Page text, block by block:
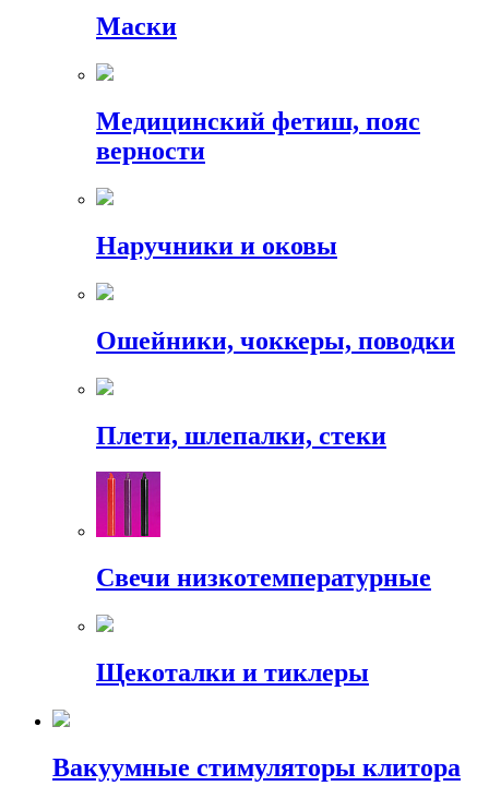
Маски
Медицинский фетиш, пояс
верности
Наручники и оковы
Ошейники, чоккеры, поводки
Плети, шлепалки, стеки
Свечи низкотемпературные
Щекоталки и тиклеры
Вакуумные стимуляторы клитора